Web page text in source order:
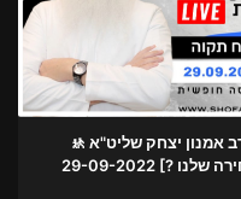
אמנון יצחק שליט"א 🚸
?] 29-09-2022